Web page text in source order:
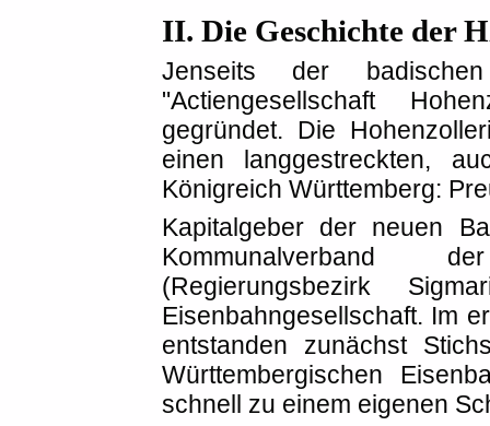
II. Die Geschichte der
Jenseits der
"Actiengesellschaft
gegründet. Die
einen langgestreckten,
Königreich Württemberg:
Kapitalgeber der neuen
Kommunalverband
(Regierungsbezirk
Eisenbahngesellschaft. Im
entstanden zunächst
Württembergischen
schnell zu einem eigenen